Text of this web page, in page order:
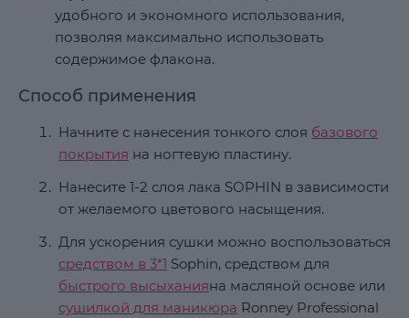
удобного и экономного использования,
позволяя максимально использовать
содержимое флакона.
Способ применения
Начните с нанесения тонкого слоя базового
покрытия на ногтевую пластину.
Нанесите 1-2 слоя лака SOPHIN в зависимости
от желаемого цветового насыщения.
Для ускорения сушки можно воспользоваться
средством в 3*1 Sophin, средством для
быстрого высыханияна масляной основе или
сушилкой для маникюра Ronney Professional